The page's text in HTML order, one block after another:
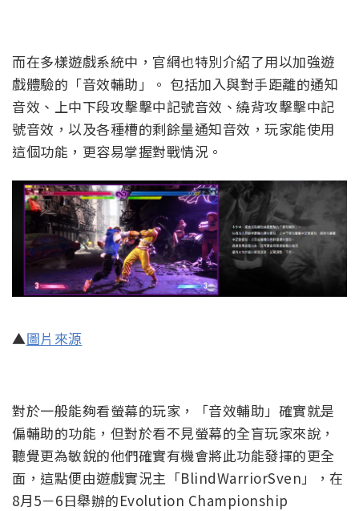
而在多樣遊戲系統中，官網也特別介紹了用以加強遊
戲體驗的「音效輔助」。 包括加入與對手距離的通知
音效、上中下段攻擊擊中記號音效、繞背攻擊擊中記
號音效，以及各種槽的剩餘量通知音效，玩家能使用
這個功能，更容易掌握對戰情況。
▲圖片來源
對於一般能夠看螢幕的玩家，「音效輔助」確實就是
偏輔助的功能，但對於看不見螢幕的全盲玩家來說，
聽覺更為敏銳的他們確實有機會將此功能發揮的更全
面，這點便由遊戲實況主「BlindWarriorSven」，在
8月5－6日舉辦的Evolution Championship